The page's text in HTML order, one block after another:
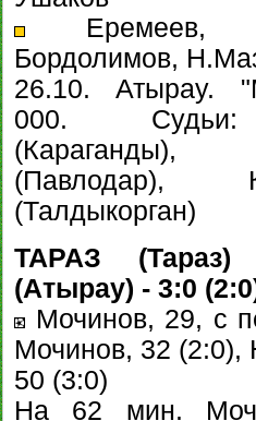
Еремеев,
Бордолимов,
26.10. Атырау.
000. Судьи:
(Павлодар),
(Талдыкорган)
ТАРАЗ
(Атырау) - 3:0
Мочинов, 29, с
Мочинов, 32 (2:0),
50 (3:0)
На 62 мин.